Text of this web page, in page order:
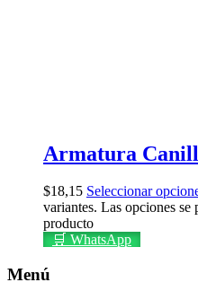
Armatura
$18,15 Seleccionar
variantes. Las opciones se
producto
🛒 WhatsApp
Menú